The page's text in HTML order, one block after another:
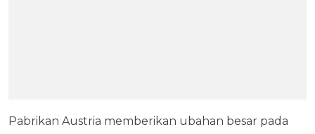
Pabrikan Austria memberikan ubahan besar pada